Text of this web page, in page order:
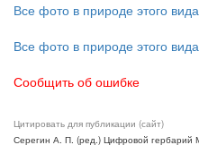
Все фото в природе этого вида
Все фото в природе этого вида
Сообщить об ошибке
Цитировать для публикации (сайт)
Серегин А. П. (ред.) Цифровой гербарий